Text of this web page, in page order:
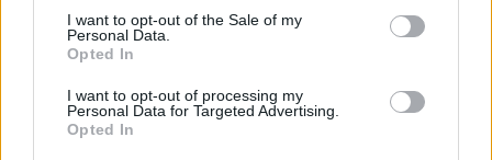
consent section.
I want to opt-out of the Sale of my
Personal Data.
Opted In
I want to opt-out of processing my
Personal Data for Targeted Advertising.
Opted In